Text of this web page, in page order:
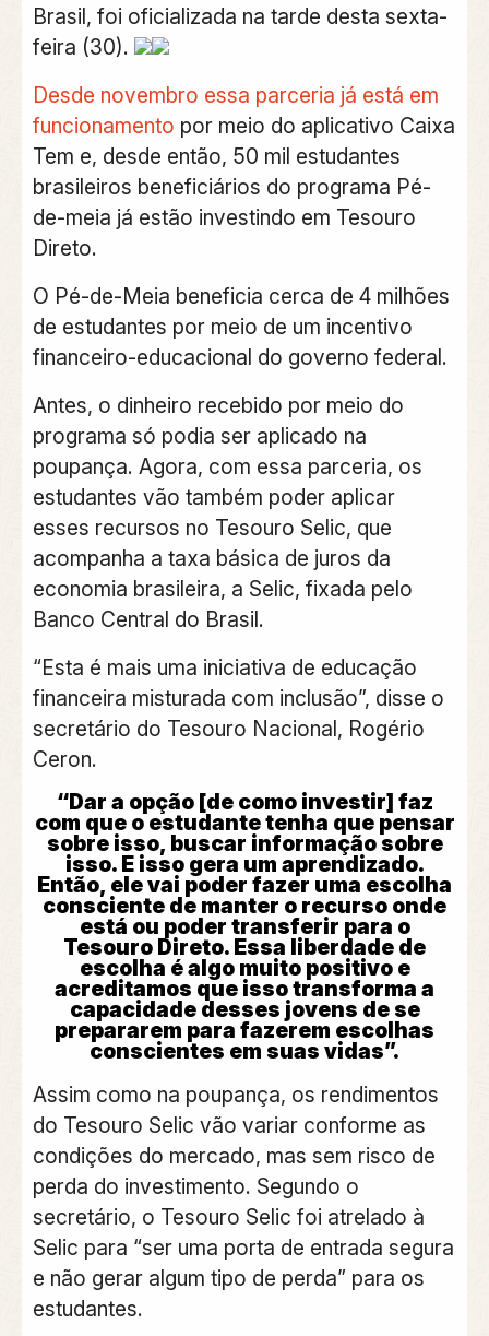
Brasil, foi oficializada na tarde desta sexta-
feira (30).
Desde novembro essa parceria já está em
funcionamento por meio do aplicativo Caixa
Tem e, desde então, 50 mil estudantes
brasileiros beneficiários do programa Pé-
de-meia já estão investindo em Tesouro
Direto.
O Pé-de-Meia beneficia cerca de 4 milhões
de estudantes por meio de um incentivo
financeiro-educacional do governo federal.
Antes, o dinheiro recebido por meio do
programa só podia ser aplicado na
poupança. Agora, com essa parceria, os
estudantes vão também poder aplicar
esses recursos no Tesouro Selic, que
acompanha a taxa básica de juros da
economia brasileira, a Selic, fixada pelo
Banco Central do Brasil.
“Esta é mais uma iniciativa de educação
financeira misturada com inclusão”, disse o
secretário do Tesouro Nacional, Rogério
Ceron.
“Dar a opção [de como investir] faz
com que o estudante tenha que pensar
sobre isso, buscar informação sobre
isso. E isso gera um aprendizado.
Então, ele vai poder fazer uma escolha
consciente de manter o recurso onde
está ou poder transferir para o
Tesouro Direto. Essa liberdade de
escolha é algo muito positivo e
acreditamos que isso transforma a
capacidade desses jovens de se
prepararem para fazerem escolhas
conscientes em suas vidas”.
Assim como na poupança, os rendimentos
do Tesouro Selic vão variar conforme as
condições do mercado, mas sem risco de
perda do investimento. Segundo o
secretário, o Tesouro Selic foi atrelado à
Selic para “ser uma porta de entrada segura
e não gerar algum tipo de perda” para os
estudantes.